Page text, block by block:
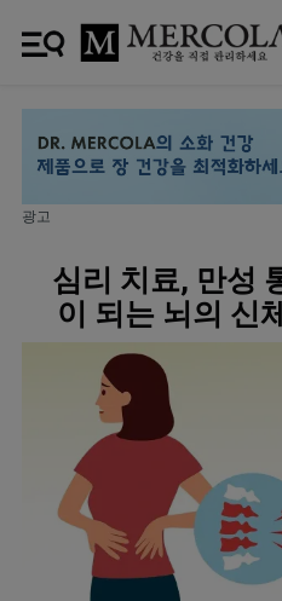
광고
심리 치료, 만성
이 되는 뇌의 신